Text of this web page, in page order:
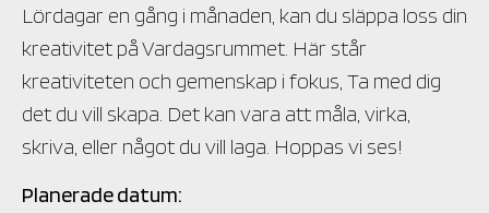
Lördagar en gång i månaden, kan du släppa loss din
kreativitet på Vardagsrummet. Här står
kreativiteten och gemenskap i fokus, Ta med dig
det du vill skapa. Det kan vara att måla, virka,
skriva, eller något du vill laga. Hoppas vi ses!
Planerade datum: